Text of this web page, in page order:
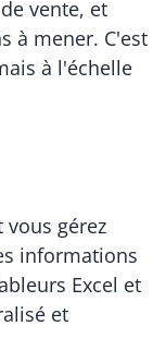
vente, et
à mener. C'est
à l'échelle
vous gérez
informations
Excel et
et